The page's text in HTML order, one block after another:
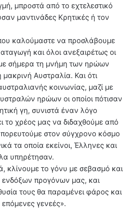
μπροστά από το εχτελεστικό
μαντινάδες Κρητικές ή τον
καλούμαστε να προσλάβουμε
και όλοι ανεξαιρέτως οι
σήμερα τη μνήμη των ηρώων
Αυστραλία. Και ότι
κοινωνίας, μαζί με
ηρώων οι οποίοι πότισαν
γη, συνιστά έναν λόγο
το χρέος μας να διδαχθούμε από
πορευτούμε στον σύγχρονο κόσμο
τα οποία εκείνοι, Έλληνες και
υπηρέτησαν.
κλίνουμε το γόνυ με σεβασμό και
προγόνων μας, και
τους θα παραμένει φάρος και
επόμενες γενεές».